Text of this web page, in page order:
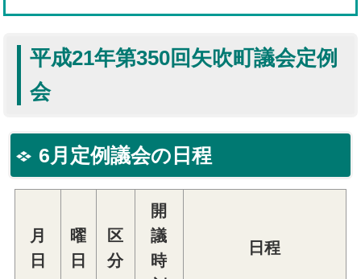
平成21年第350回矢吹町議会定例
会
6月定例議会の日程
月
日
曜
日
区
分
開
議
時
日程